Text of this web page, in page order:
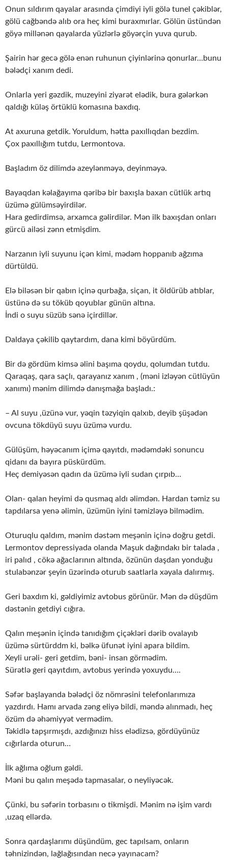
Onun sıldırım qayalar arasında çimdiyi iyli gölə tunel çəkiblər,
gölü cağbəndə alıb ora heç kimi buraxmırlar. Gölün üstündən
göyə millənən qayalarda yüzlərlə göyərçin yuva qurub.
Şairin hər gecə gölə enən ruhunun çiyinlərinə qonurlar…bunu
bələdçi xanım dedi.
Onlarla yeri gəzdik, muzeyini ziyarət elədik, bura gələrkən
qaldığı küləş örtüklü komasına baxdıq.
At axuruna getdik. Yoruldum, hətta paxıllıqdan bezdim.
Çox paxıllığım tutdu, Lermontova.
Başladım öz dilimdə azeylənməyə, deyinməyə.
Bayaqdan kəlağayıma qəribə bir baxışla baxan cütlük artıq
üzümə gülümsəyirdilər.
Hara gedirdimsə, arxamca gəlirdilər. Mən ilk baxışdan onları
gürcü ailəsi zənn etmişdim.
Narzanın iyli suyunu içən kimi, mədəm hoppanıb ağzıma
dürtüldü.
Elə biləsən bir qabın içinə qurbağa, siçan, it öldürüb atıblar,
üstünə də su töküb qoyublar günün altına.
İndi o suyu süzüb sənə içirdillər.
Daldaya çəkilib qaytardım, dana kimi böyürdüm.
Bir də gördüm kimsə əlini başıma qoydu, qolumdan tutdu.
Qaraqaş, qara saçlı, qarayanız xanım , (məni izləyən cütlüyün
xanımı) mənim dilimdə danışmağa başladı.:
– Al suyu ,üzünə vur, yəqin təzyiqin qalxıb, deyib şüşədən
ovcuna tökdüyü suyu üzümə vurdu.
Gülüşüm, həyəcanım içimə qayıtdı, mədəmdəki sonuncu
qidanı da bayıra püskürdüm.
Heç demiyəsən qadın da üzümə iyli sudan çırpıb…
Olan- qalan heyimi də qusmaq aldı əlimdən. Hardan təmiz su
tapdılarsa yenə əlimin, üzümün iyini təmizləyə bilmədim.
Oturuqlu qaldım, mənim dəstəm meşənin içinə doğru getdi.
Lermontov depressiyada olanda Maşuk dağındakı bir talada ,
iri palıd , cökə ağaclarının altında, özünün daşdan yonduğu
stulabənzər şeyin üzərində oturub saatlarla xəyala dalırmış.
Geri baxdım ki, gəldiyimiz avtobus görünür. Mən də düşdüm
dəstənin getdiyi cığıra.
Qalın meşənin içində tanıdığım çiçəkləri dərib ovalayıb
üzümə sürtürddm ki, bəlkə üfunət iyini apara bildim.
Xeyli urəli- geri getdim, bəni- insan görmədim.
Sürətlə geri qayıtdım, avtobus yerində yoxuydu….
Səfər başlayanda bələdçi öz nömrəsini telefonlarımıza
yazdırdı. Hamı arvada zəng eliyə bildi, məndə alınmadı, heç
özüm də əhəmiyyət vermədim.
Təkidlə tapşırmışdı, azdığınızı hiss elədizsə, gördüyünüz
cığırlarda oturun…
İlk ağlıma oğlum gəldi.
Məni bu qalın meşədə tapmasalar, o neyliyəcək.
Çünki, bu səfərin torbasını o tikmişdi. Mənim nə işim vardı
,uzaq ellərdə.
Sonra qardaşlarımı düşündüm, gec tapılsam, onların
təhnizindən, lağlağısından necə yayınacam?